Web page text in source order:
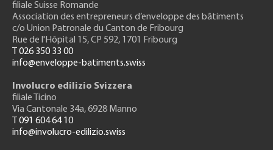
filiale Suisse Romande
Association des entrepreneurs d’enveloppe des bâtiments
c/o Union Patronale du Canton de Fribourg
Rue de l'Hôpital 15, CP 592, 1701 Fribourg
T 026 350 33 00
info@enveloppe-batiments.swiss
Involucro edilizio Svizzera
filiale Ticino
Via Cantonale 34a, 6928 Manno
T 091 604 64 10
info@involucro-edilizio.swiss